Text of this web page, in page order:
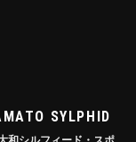
SYLPHID